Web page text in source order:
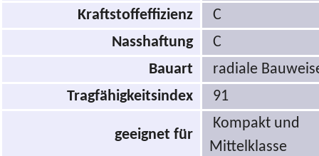
Kraftstoffeffizienz
C
Nasshaftung
C
Bauart
radiale
Tragfähigkeitsindex
91
geeignet für
Kompakt und
Mittelklasse